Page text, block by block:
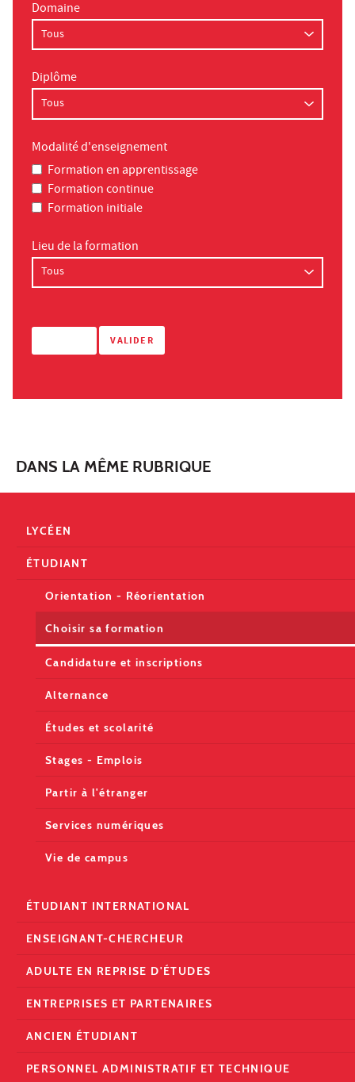
Domaine
Diplôme
Modalité d'enseignement
Formation en apprentissage
Formation continue
Formation initiale
Lieu de la formation
DANS LA MÊME RUBRIQUE
LYCÉEN
ÉTUDIANT
Orientation - Réorientation
Choisir sa formation
Candidature et inscriptions
Alternance
Études et scolarité
Stages - Emplois
Partir à l'étranger
Services numériques
Vie de campus
ÉTUDIANT INTERNATIONAL
ENSEIGNANT-CHERCHEUR
ADULTE EN REPRISE D'ÉTUDES
ENTREPRISES ET PARTENAIRES
ANCIEN ÉTUDIANT
PERSONNEL ADMINISTRATIF ET TECHNIQUE